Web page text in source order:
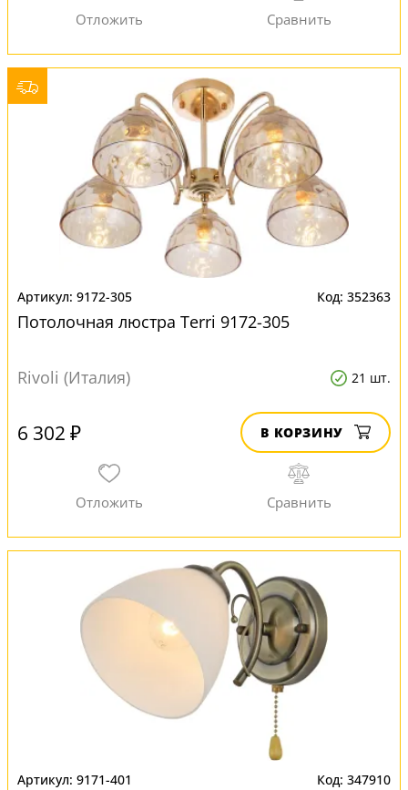
9172-305 352363
Потолочная люстра Terri 9172-305
Rivoli (Италия) 21 шт.
6 302 ₽ В КОРЗИНУ
9171-401 347910